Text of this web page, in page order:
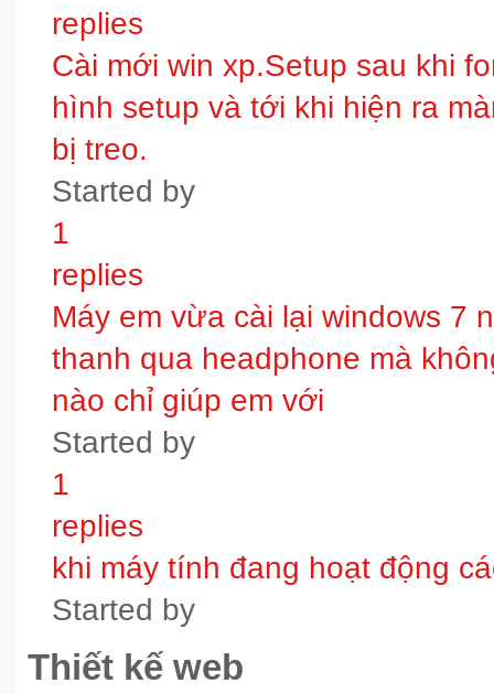
replies
Cài mới win xp.Setup sau khi
hình setup và tới khi hiện ra
bị treo.
Started by
1
replies
Máy em vừa cài lại windows 7
thanh qua headphone mà
nào chỉ giúp em với
Started by
1
replies
khi máy tính đang hoạt động
Started by
Thiết kế web